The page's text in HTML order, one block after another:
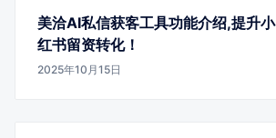
美洽AI私信获客工具功能介绍,提升小
红书留资转化！
2025年10月15日